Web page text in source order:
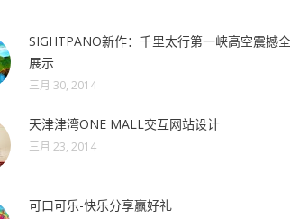
SIGHTPANO新作：千里太行第一峡高空震撼
展示
三月 30, 2014
天津津湾ONE MALL交互网站设计
三月 23, 2014
可口可乐-快乐分享赢好礼